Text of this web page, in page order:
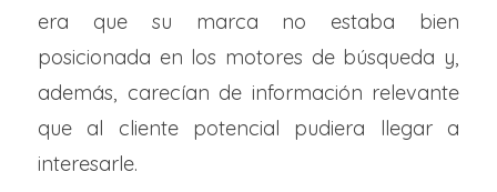
era que su marca no estaba bien
posicionada en los motores de búsqueda y,
además, carecían de información relevante
que al cliente potencial pudiera llegar a
interesarle.